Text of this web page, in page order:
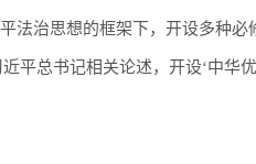
法治思想的框架下，开设多种必
平总书记相关论述，开设‘中华